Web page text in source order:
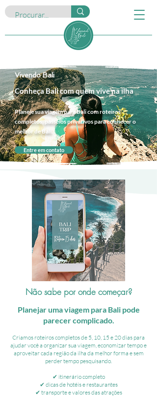
Vivendo Bali
Conheça Bali com quem vive na ilha
Planeje sua viagem para Bali com roteiros
completos, passeios privativos para conhecer o
melhor de Bali.
Entre em contato
Não sabe por onde começar?
Planejar uma viagem para Bali pode
parecer complicado.
Criamos roteiros completos de 5, 10, 15 e 20 dias para
ajudar você a organizar sua viagem, economizar tempo e
aproveitar cada região da ilha da melhor forma e sem
perder tempo pesquisando.
✔ itinerário completo
✔ dicas de hotéis e restaurantes
✔ transporte e valores das atrações